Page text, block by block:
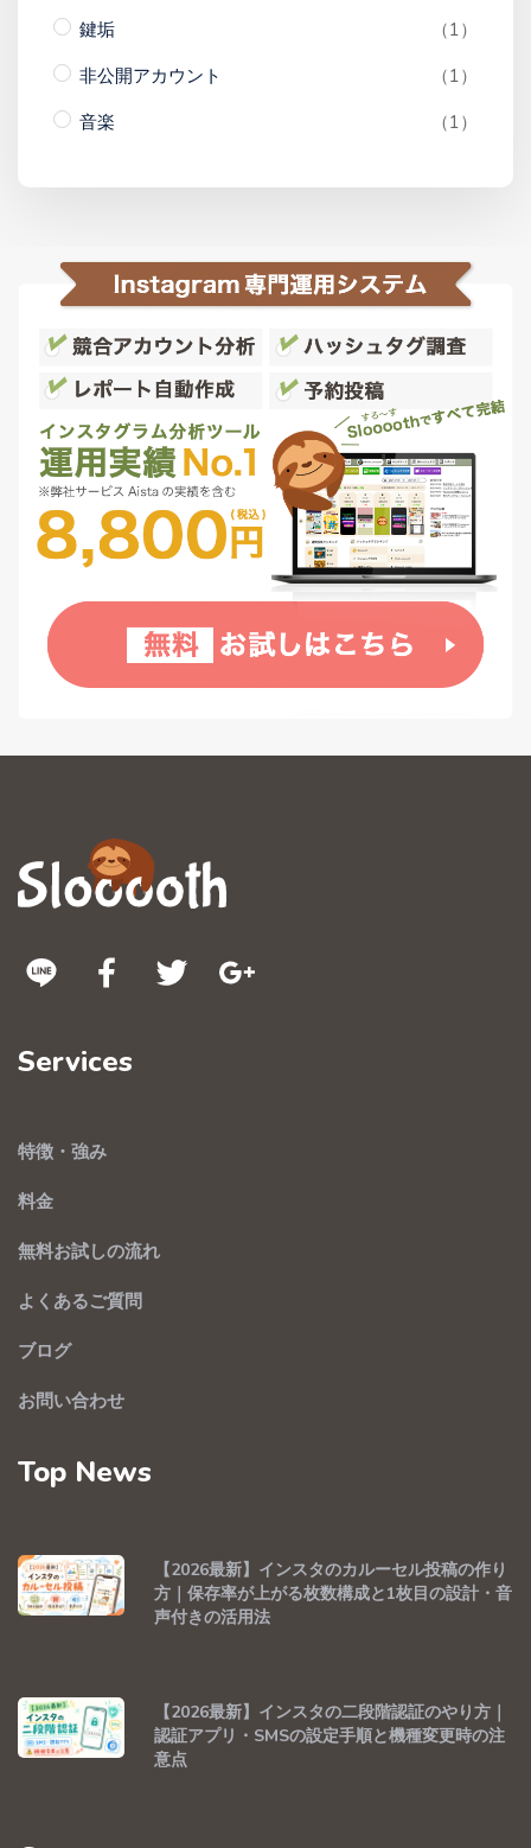
鍵垢
（1）
非公開アカウント
（1）
音楽
（1）
Services
特徴・強み
料金
無料お試しの流れ
よくあるご質問
ブログ
お問い合わせ
Top News
【2026最新】インスタのカルーセル投稿の作り
方｜保存率が上がる枚数構成と1枚目の設計・音
声付きの活用法
【2026最新】インスタの二段階認証のやり方｜
認証アプリ・SMSの設定手順と機種変更時の注
意点